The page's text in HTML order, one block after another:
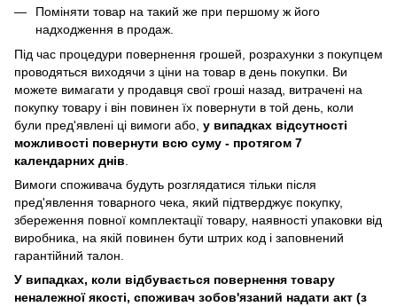
Поміняти товар на такий же при першому ж його
надходження в продаж.
Під час процедури повернення грошей, розрахунки з покупцем
проводяться виходячи з ціни на товар в день покупки. Ви
можете вимагати у продавця свої гроші назад, витрачені на
покупку товару і він повинен їх повернути в той день, коли
були пред'явлені ці вимоги або, у випадках відсутності
можливості повернути всю суму - протягом 7
календарних днів
Вимоги споживача будуть розглядатися тільки після
пред'явлення товарного чека, який підтверджує покупку,
збереження повної комплектації товару, наявності упаковки від
виробника, на якій повинен бути штрих код і заповнений
гарантійний талон.
У випадках, коли відбувається повернення товару
неналежної якості, споживач зобов'язаний надати акт (з